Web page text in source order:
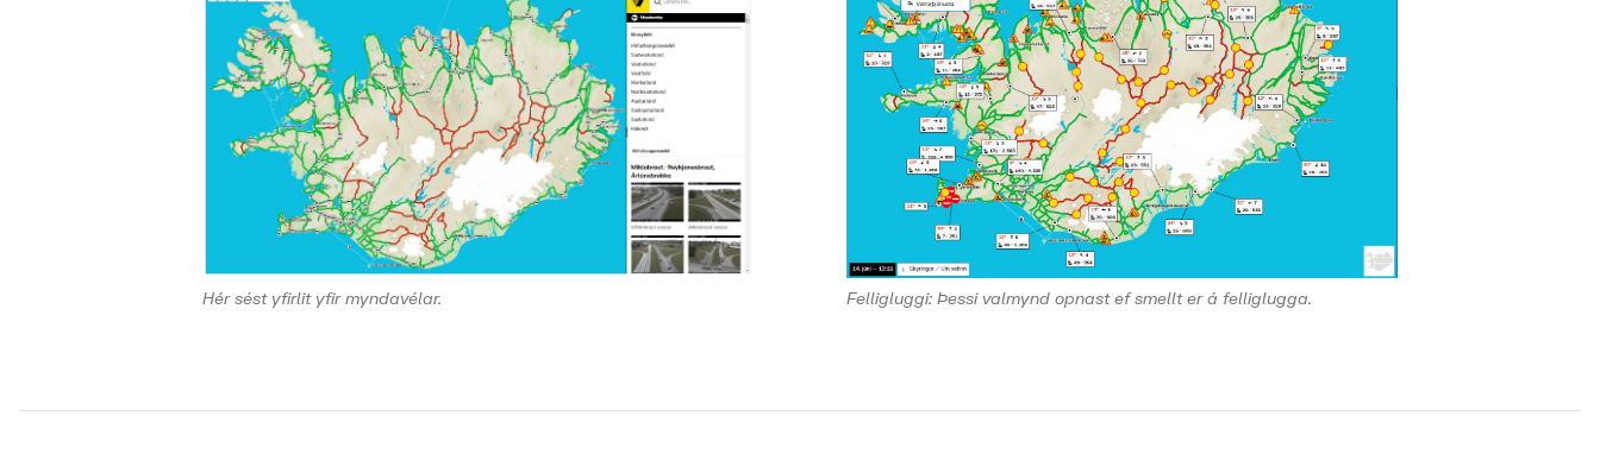
Hér sést yfirlit yfir myndavélar. Felligluggi: Þessi valmynd opnast ef smellt er á felliglugga.